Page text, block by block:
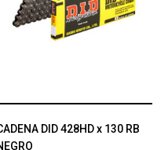
DID 428HD x 130 RB